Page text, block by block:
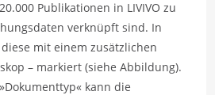
Publikationen in LIVIVO zu
verknüpft sind. In
mit einem zusätzlichen
– markiert (siehe Abbildung).
kann die